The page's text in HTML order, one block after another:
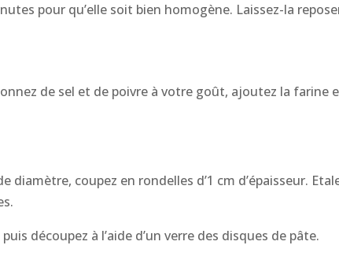
pour qu’elle soit bien homogène. Laissez-la
de sel et de poivre à votre goût, ajoutez la farine
coupez en rondelles d’1 cm d’épaisseur.
découpez à l’aide d’un verre des disques de pâte.